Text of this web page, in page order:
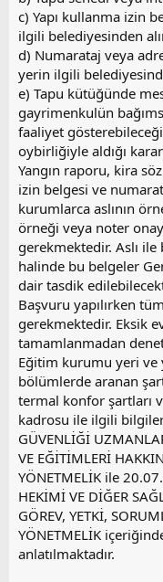
c) Yapı kullanma izin
ilgili belediyesinden
d) Numarataj veya
yerin ilgili
e) Tapu kütüğünde
gayrimenkulün
faaliyet
oybirliğiyle aldığı
Yangın raporu, kira
izin belgesi ve
kurumlarca aslının
örneği veya noter
gerekmektedir. Aslı
halinde bu belgeler
dair tasdik
Başvuru yapılırken
gerekmektedir. Eksik
tamamlanmadan
Eğitim kurumu yeri ve
bölümlerde aranan
termal konfor şartları
kadrosu ile ilgili
GÜVENLİĞİ
VE EĞİTİMLERİ
YÖNETMELİK ile
HEKİMİ VE DİĞER
GÖREV, YETKİ,
YÖNETMELİK
anlatılmaktadır.